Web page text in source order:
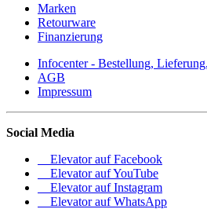
Marken
Retourware
Finanzierung
Infocenter - Bestellung,
AGB
Impressum
Social Media
Elevator auf Facebook
Elevator auf YouTube
Elevator auf Instagram
Elevator auf WhatsApp